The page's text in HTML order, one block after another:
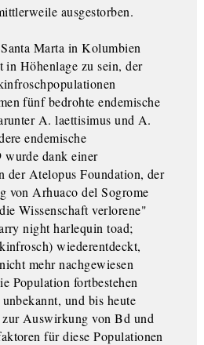
ausgestorben.
Marta in Kolumbien
in Höhenlage zu sein, der
fünf bedrohte endemische
A. laettisimus und A.
endemische
wurde dank einer
der Atelopus Foundation, der
von Arhuaco del Sogrome
Wissenschaft verlorene"
night harlequin toad;
wiederentdeckt,
mehr nachgewiesen
Population fortbestehen
und bis heute
Auswirkung von Bd und
für diese Populationen